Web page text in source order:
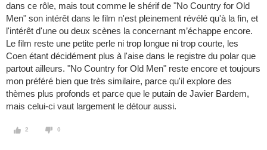
dans ce rôle, mais tout comme le shérif de "No Country for Old
Men" son intérêt dans le film n'est pleinement révélé qu'à la fin, et
l'intérêt d'une ou deux scènes la concernant m’échappe encore.
Le film reste une petite perle ni trop longue ni trop courte, les
Coen étant décidément plus à l'aise dans le registre du polar que
partout ailleurs. "No Country for Old Men" reste encore et toujours
mon préféré bien que très similaire, parce qu'il explore des
thèmes plus profonds et parce que le putain de Javier Bardem,
mais celui-ci vaut largement le détour aussi.
2 0